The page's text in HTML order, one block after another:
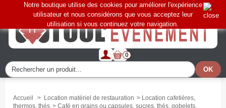
0
Notre boutique utilise des cookies pour améliorer l'expérience
utilisateur et nous considérons que vous acceptez leur
utilisation si vous continuez votre navigation.
Accueil > Location matériel de restauration > Location cafetières,
thermos, thés > Café en grains ou capsules, sucres, thés, gobelets,